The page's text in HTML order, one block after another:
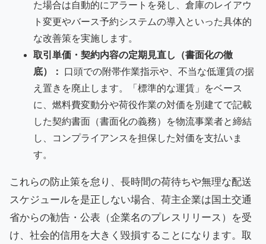
た場合は自動的にアラートを発し、倉庫のレイアウ
ト変更やバース予約システムの導入といった具体的
な改善策を実施します。
取引単価・契約内容の定期見直し（書面化の徹
底）：
口頭での附帯作業指示や、不当な低運賃の据
え置きを廃止します。「標準的な運賃」をベース
に、燃料費変動分や荷役作業の対価を別建てで記載
した契約書面（書面化の義務）を物流事業者と締結
し、コンプライアンスを担保した対価を支払いま
す。
これらの防止策を怠り、長時間の荷待ちや無理な配送
スケジュールを是正しない場合、荷主企業は国土交通
省からの勧告・公表（企業名のプレスリリース）を受
け、社会的信用を大きく毀損することになります。取